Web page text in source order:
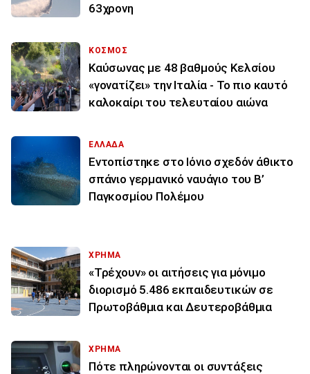
63χρονη
ΚΟΣΜΟΣ
Καύσωνας με 48 βαθμούς Κελσίου
«γονατίζει» την Ιταλία - Το πιο καυτό
καλοκαίρι του τελευταίου αιώνα
ΕΛΛΑΔΑ
Εντοπίστηκε στο Ιόνιο σχεδόν άθικτο
σπάνιο γερμανικό ναυάγιο του Β’
Παγκοσμίου Πολέμου
ΧΡΗΜΑ
«Τρέχουν» οι αιτήσεις για μόνιμο
διορισμό 5.486 εκπαιδευτικών σε
Πρωτοβάθμια και Δευτεροβάθμια
ΧΡΗΜΑ
Πότε πληρώνονται οι συντάξεις